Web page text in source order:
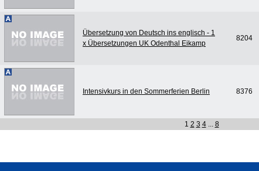
Übersetzung von Deutsch ins englisch - 1
x Übersetzungen UK Odenthal Eikamp
8204
Intensivkurs in den Sommerferien Berlin 8376
1 2 3 4... 8